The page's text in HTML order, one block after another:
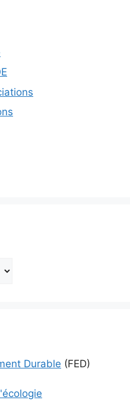
Durable (FED)